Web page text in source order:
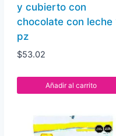
y cubierto con
chocolate con leche
pz
$53.02
Añadir al carrito